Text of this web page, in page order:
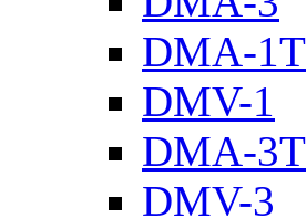
DMA-1T
DMV-1
DMА-3T
DMV-3